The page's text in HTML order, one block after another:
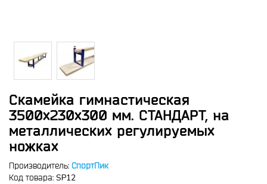
Скамейка гимнастическая
3500х230х300 мм. СТАНДАРТ, на
металлических регулируемых
ножках
Производитель: СпортПик
Код товара: SP12